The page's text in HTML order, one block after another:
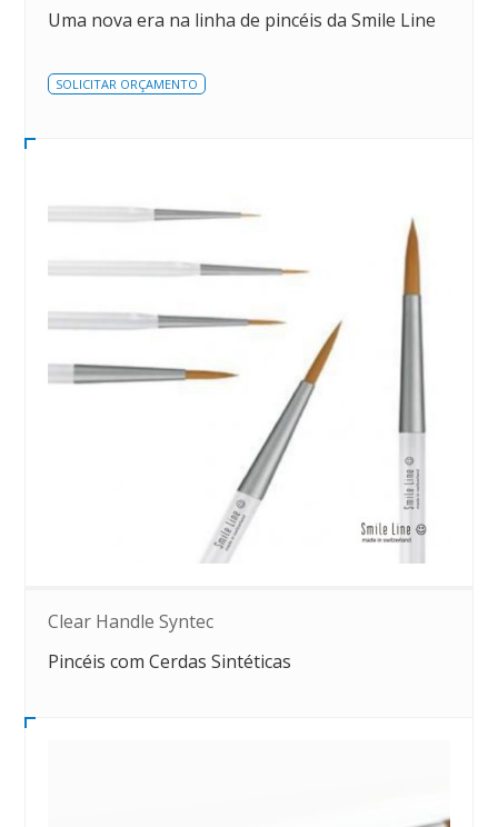
Uma nova era na linha de pincéis da Smile Line
SOLICITAR ORÇAMENTO
Clear Handle Syntec
Pincéis com Cerdas Sintéticas